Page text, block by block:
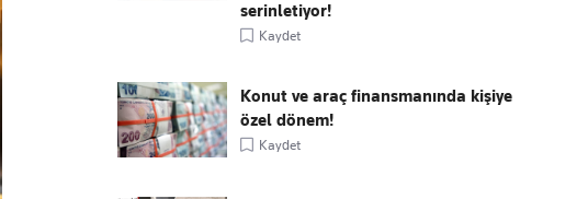
serinletiyor!
Kaydet
Konut ve araç finansmanında kişiye
özel dönem!
Kaydet